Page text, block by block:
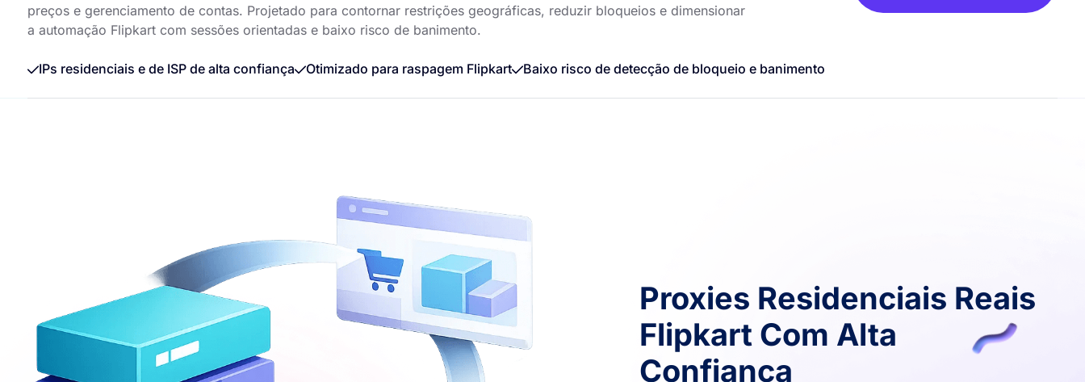
preços e gerenciamento de contas. Projetado para contornar restrições geográficas, reduzir bloqueios e dimensionar
a automação Flipkart com sessões orientadas e baixo risco de banimento.
IPs residenciais e de ISP de alta confiança Otimizado para raspagem Flipkart Baixo risco de detecção de bloqueio e banimento
Proxies Residenciais Reais
Flipkart Com Alta
Confiança